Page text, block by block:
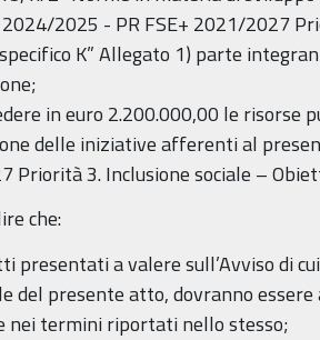
2025 - PR FSE+ 2021/2027
K” Allegato 1) parte
in euro 2.200.000,00 le risorse
delle iniziative afferenti al
Priorità 3. Inclusione sociale –
che:
presentati a valere sull’Avviso di
del presente atto, dovranno
nei termini riportati nello stesso;